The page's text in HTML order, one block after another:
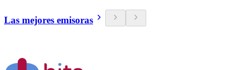
Las mejores emisoras